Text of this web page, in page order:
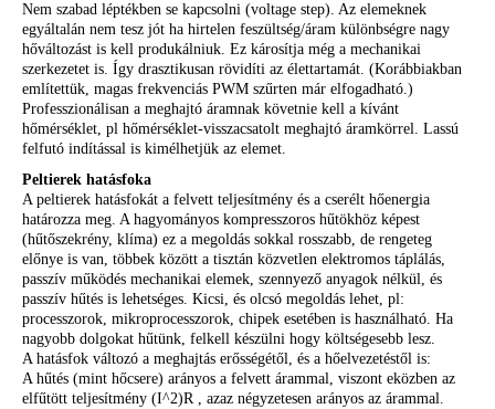
Nem szabad léptékben se kapcsolni (voltage step). Az elemeknek
egyáltalán nem tesz jót ha hirtelen feszültség/áram különbségre nagy
hőváltozást is kell produkálniuk. Ez károsítja még a mechanikai
szerkezetet is. Így drasztikusan rövidíti az élettartamát. (Korábbiakban
említettük, magas frekvenciás PWM szűrten már elfogadható.)
Professzionálisan a meghajtó áramnak követnie kell a kívánt
hőmérséklet, pl hőmérséklet-visszacsatolt meghajtó áramkörrel. Lassú
felfutó indítással is kimélhetjük az elemet.
Peltierek hatásfoka
A peltierek hatásfokát a felvett teljesítmény és a cserélt hőenergia
határozza meg. A hagyományos kompresszoros hűtökhöz képest
(hűtőszekrény, klíma) ez a megoldás sokkal rosszabb, de rengeteg
előnye is van, többek között a tisztán közvetlen elektromos táplálás,
passzív működés mechanikai elemek, szennyező anyagok nélkül, és
passzív hűtés is lehetséges. Kicsi, és olcsó megoldás lehet, pl:
processzorok, mikroprocesszorok, chipek esetében is használható. Ha
nagyobb dolgokat hűtünk, felkell készülni hogy költségesebb lesz.
A hatásfok változó a meghajtás erősségétől, és a hőelvezetéstől is:
A hűtés (mint hőcsere) arányos a felvett árammal, viszont eközben az
elfűtött teljesítmény (I^2)R , azaz négyzetesen arányos az árammal.